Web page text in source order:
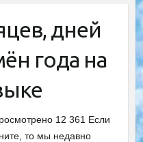
дней
года на
12 361 Если
то мы недавно